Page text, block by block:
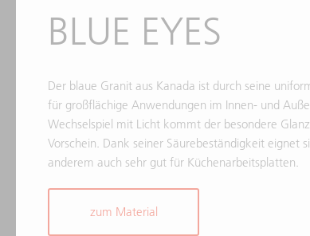
BLUE EYES
Der blaue Granit aus Kanada ist durch seine
für großflächige Anwendungen im Innen- und
Wechselspiel mit Licht kommt der besondere
Vorschein. Dank seiner Säurebeständigkeit eignet
anderem auch sehr gut für Küchenarbeitsplatten.
zum Material